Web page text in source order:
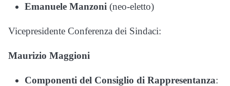
Emanuele Manzoni (neo-eletto)
Vicepresidente Conferenza dei Sindaci:
Maurizio Maggioni
Componenti del Consiglio di Rappresentanza: